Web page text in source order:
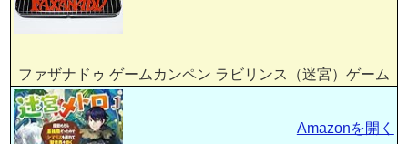
ファザナドゥ ゲームカンペン ラビリンス（迷宮）ゲーム
Amazonを開く